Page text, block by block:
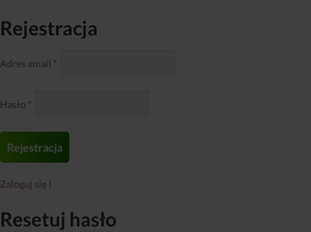
Rejestracja
Adres email *
Hasło *
Zaloguj się
Resetuj hasło